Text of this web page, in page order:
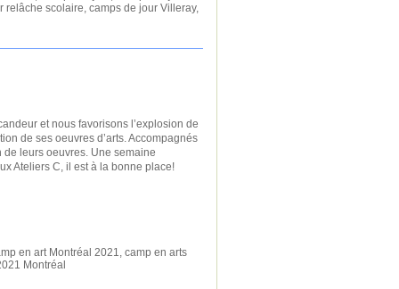
relâche scolaire, camps de jour Villeray,
et nous favorisons l’explosion de
de ses oeuvres d’arts. Accompagnés
de leurs oeuvres. Une semaine
Ateliers C, il est à la bonne place!
en art Montréal 2021, camp en arts
Montréal